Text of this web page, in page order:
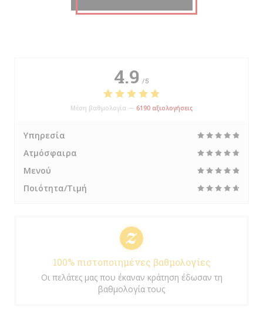
4.9 /5
Μέση βαθμολογία — 6190 αξιολογήσεις
Υπηρεσία
Ατμόσφαιρα
Μενού
Ποιότητα/Τιμή
100% πιστοποιημένες βαθμολογίες
Οι πελάτες μας που έκαναν κράτηση έδωσαν τη
βαθμολογία τους